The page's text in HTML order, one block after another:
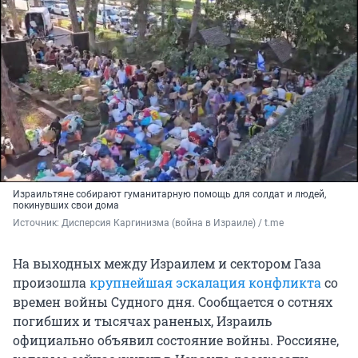
Израильтяне собирают гуманитарную помощь для солдат и людей,
покинувших свои дома
Источник: Дисперсия Каргинизма (война в Израиле) / t.me
На выходных между Израилем и сектором Газа
произошла крупнейшая эскалация конфликта со
времен войны Судного дня. Сообщается о сотнях
погибших и тысячах раненых, Израиль
официально объявил состояние войны. Россияне,